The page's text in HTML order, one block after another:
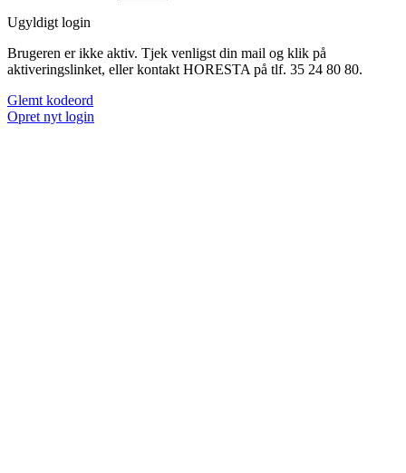
Ugyldigt login
Brugeren er ikke aktiv. Tjek venligst din mail og klik på
aktiveringslinket, eller kontakt HORESTA på tlf. 35 24 80 80.
Glemt kodeord
Opret nyt login